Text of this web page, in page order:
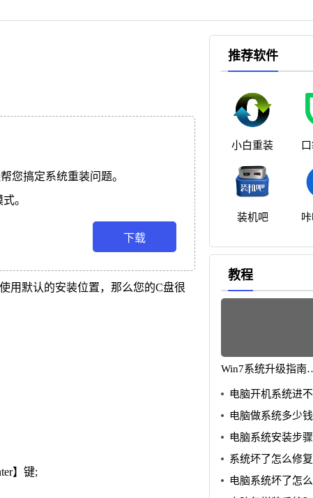
您搞定系统重装问题。
。
下载
用默认的安装位置，那么您的C盘很
】键;
推荐软件
小白重装
装机吧
教程
Win7系统升级指南
要点
骤详解
流程
松搞定系统问题
复问题
决方法